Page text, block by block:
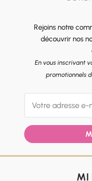
Rejoins notre
découvrir nos
En vous inscrivant
promotionnels
MI